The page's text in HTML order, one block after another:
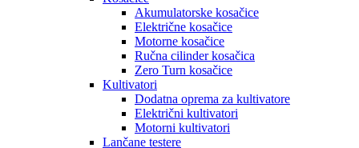
Akumulatorske kosačice
Električne kosačice
Motorne kosačice
Ručna cilinder kosačica
Zero Turn kosačice
Kultivatori
Dodatna oprema za kultivatore
Električni kultivatori
Motorni kultivatori
Lančane testere